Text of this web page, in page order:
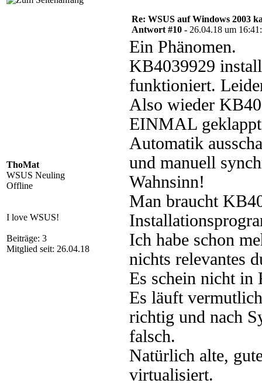
ThoMat
WSUS Neuling
Offline
I love WSUS!
Beiträge: 3
Mitglied seit: 26.04.18
Re: WSUS auf Windows 2003
Antwort #10 - 26.04.18 um
Ein Phänomen.
KB4039929
funktioniert.
Also wieder
EINMAL
Automatik
und manuell
Wahnsinn!
Man braucht
Ich habe schon
nichts relevantes
Es schein nicht in
Es läuft
richtig und nach
falsch.
Natürlich alte,
virtualisiert.